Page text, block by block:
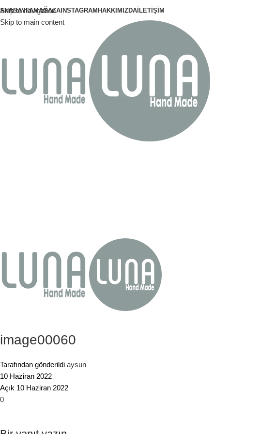
Skip to navigation
Skip to main content
ANASAYFAMAĞAZAINSTAGRAMHAKKIMIZDAİLETIŞIM
image00060
Tarafından gönderildi aysun
10 Haziran 2022
Açık 10 Haziran 2022
0